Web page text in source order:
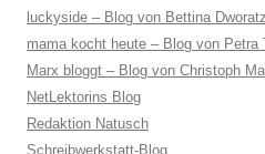
luckyside – Blog von Bettina
mama kocht heute – Blog von Petra
Marx bloggt – Blog von Christoph
NetLektorins Blog
Redaktion Natusch
Schreibwerkstatt-Blog